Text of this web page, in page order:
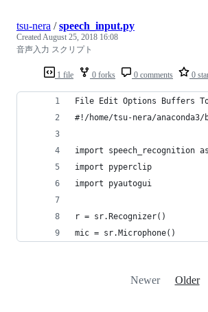
1 file 0 forks 0 comments 0
tsu-nera /speech_input.py
CreatedAugust 25, 2018 16:08
音声入力 スクリプト
File Edit
#!/home/tsu-
import speech_recognition
import pyperclip
import pyautogui
r = sr.Recognizer()
mic = sr.Microphone()
Newer Older